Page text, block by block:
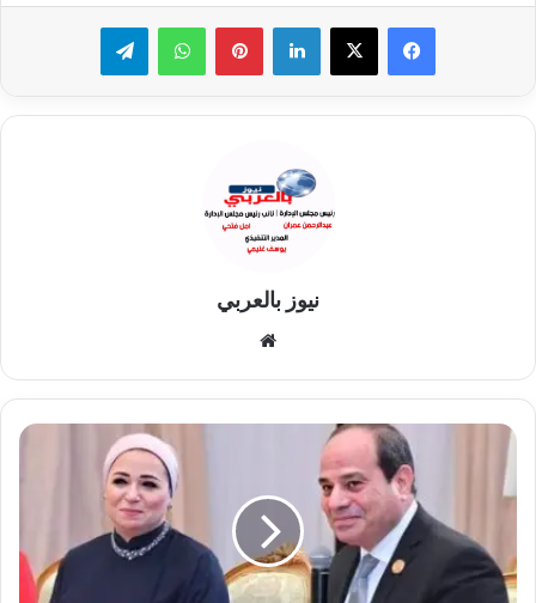
لينكدإن بينتيريستواتساب تيلقرام
نيوز بالعربي
بتوجيهات
وزارات
ضد
التريند